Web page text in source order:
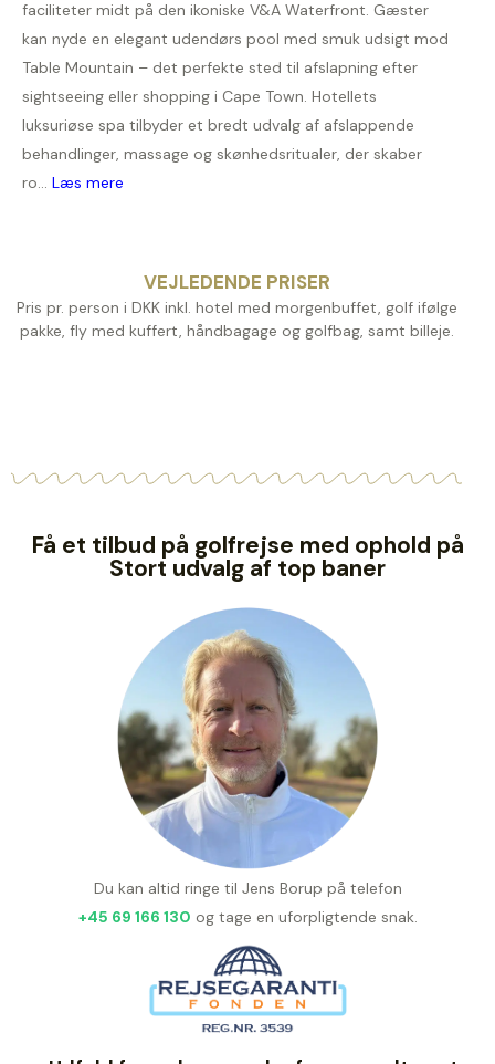
faciliteter midt på den ikoniske V&A Waterfront. Gæster
kan nyde en elegant udendørs pool med smuk udsigt mod
Table Mountain – det perfekte sted til afslapning efter
sightseeing eller shopping i Cape Town. Hotellets
luksuriøse spa tilbyder et bredt udvalg af afslappende
behandlinger, massage og skønhedsritualer, der skaber
ro... Læs mere
VEJLEDENDE PRISER
Pris pr. person i DKK inkl. hotel med morgenbuffet, golf ifølge
pakke, fly med kuffert, håndbagage og golfbag, samt billeje.
Få et tilbud på golfrejse med ophold på
Stort udvalg af top baner
Du kan altid ringe til Jens Borup på telefon
+45 69 166 130 og tage en uforpligtende snak.